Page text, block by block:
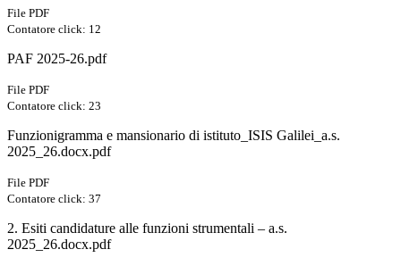
File PDF
Contatore click: 12
PAF 2025-26.pdf
File PDF
Contatore click: 23
Funzionigramma e mansionario di istituto_ISIS Galilei_a.s.
2025_26.docx.pdf
File PDF
Contatore click: 37
2. Esiti candidature alle funzioni strumentali – a.s.
2025_26.docx.pdf